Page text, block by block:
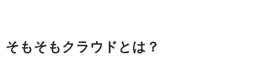
そもそもクラウドとは？